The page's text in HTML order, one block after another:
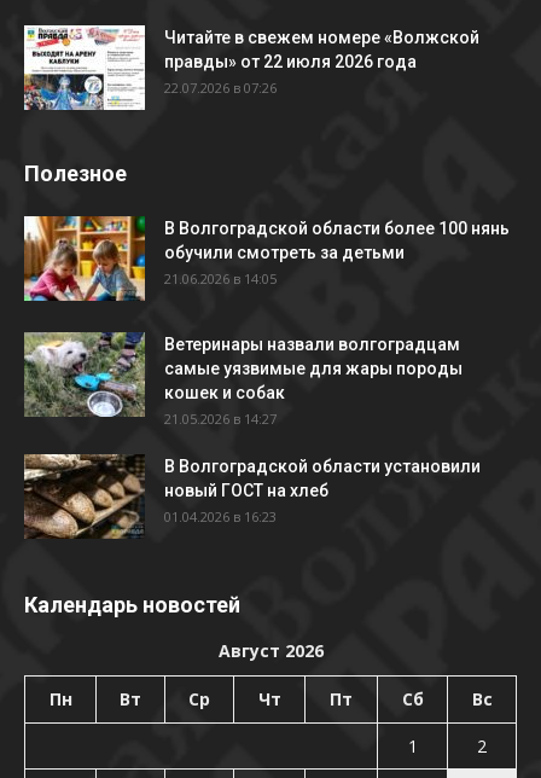
Читайте в свежем номере «Волжской
правды» от 22 июля 2026 года
22.07.2026 в 07:26
Полезное
В Волгоградской области более 100 нянь
обучили смотреть за детьми
21.06.2026 в 14:05
Ветеринары назвали волгоградцам
самые уязвимые для жары породы
кошек и собак
21.05.2026 в 14:27
В Волгоградской области установили
новый ГОСТ на хлеб
01.04.2026 в 16:23
Календарь новостей
Август 2026
Пн Вт Ср Чт Пт Сб Вс
1
2